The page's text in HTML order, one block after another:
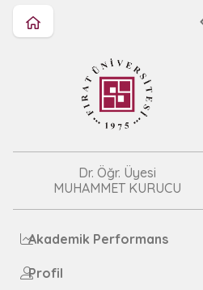
Dr. Öğr. Üyesi
MUHAMMET KURUCU
Akademik Performans
Profil